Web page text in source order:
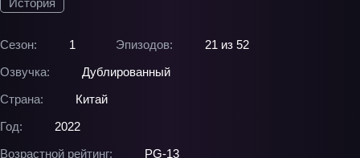
История
Сезон: 1 Эпизодов:
21 из 52
Озвучка:
Дублированный
Страна:
Китай
Год:
2022
Возрастной рейтинг:
PG-13